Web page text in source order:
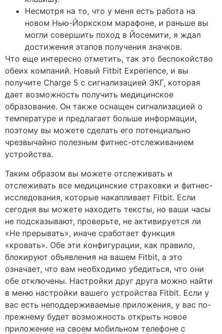
Несмотря на то, что у меня есть работа на
новом Нью-Йоркском марафоне, и раньше вы
могли совершить поход в Йосемити, я ждал
достижения этапов получения значков.
Что еще интересно отметить, так это беспокойство
обеих компаний. Новый Fitbit Experience, и вы
получите Charge 5 с сигнализацией ЭКГ, которая
дает возможность получить медицинское
образование. Он также оснащен сигнализацией о
температуре и предлагает больше информации,
поэтому вы можете сделать его потенциально
чрезвычайно полезным фитнес-отслеживанием
устройства.
Таким образом вы можете отслеживать и
отслеживать все медицинские страховки и фитнес-
исследования, которые накапливает Fitbit. Если
сегодня вы можете находить тексты, но ваши часы
не подсказывают, проверьте, не активируется ли
«Не прерывать», иначе сработает функция
«кровать». Обе эти конфигурации, как правило,
блокируют объявления на вашем Fitbit, а это
означает, что вам необходимо убедиться, что они
обе отключены. Настройки друг друга можно найти
в меню настройки вашего устройства Fitbit. Если у
вас есть неподдерживаемые приложения, у вас по-
прежнему будет возможность открыть новое
приложение на своем мобильном телефоне с